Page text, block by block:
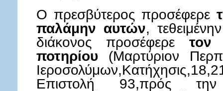
Ο πρεσβύτερος προσέφερε
παλάμην αυτών,
διάκονος προσέφερε τον
ποτηρίου (Μαρτύριον
Επιστολή 93,πρός την